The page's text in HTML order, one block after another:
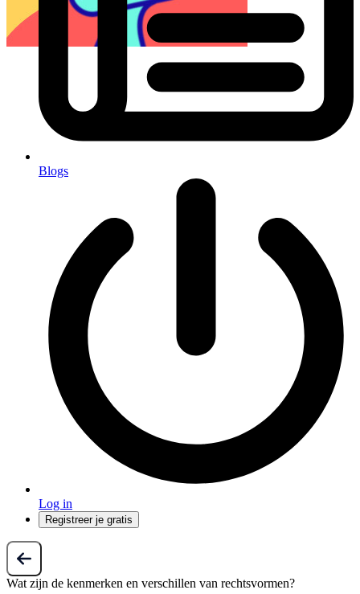
Blogs
Log in
Registreer je gratis
Wat zijn de kenmerken en verschillen van rechtsvormen?